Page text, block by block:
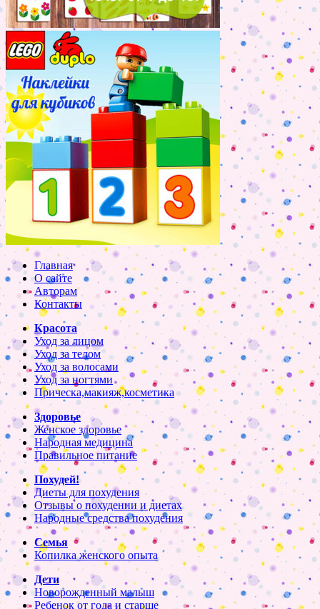
Главная
О сайте
Авторам
Контакты
Красота
Уход за лицом
Уход за телом
Уход за волосами
Уход за ногтями
Прическа,макияж,косметика
Здоровье
Женское здоровье
Народная медицина
Правильное питание
Похудей!
Диеты для похудения
Отзывы о похудении и диетах
Народные средства похудения
Семья
Копилка женского опыта
Дети
Новорожденный малыш
Ребенок от года и старше